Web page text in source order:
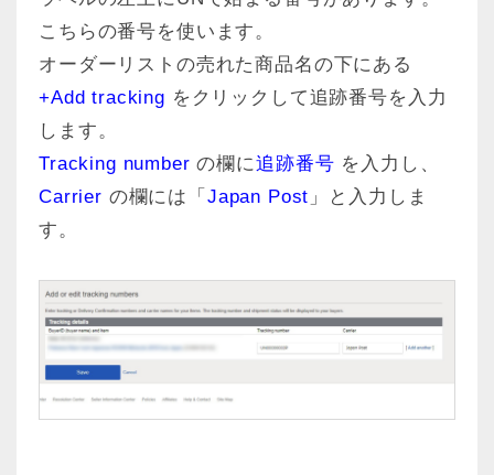
こちらの番号を使います。
オーダーリストの売れた商品名の下にある
+Add tracking をクリックして追跡番号を入力
します。
Tracking numberの欄に追跡番号 を入力し、
Carrier の欄には「 Japan Post 」と入力しま
す。